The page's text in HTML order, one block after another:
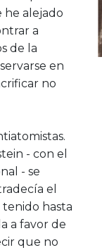
he alejado
a
de la
en
no
- con el
- se
el
hasta
a favor de
que no